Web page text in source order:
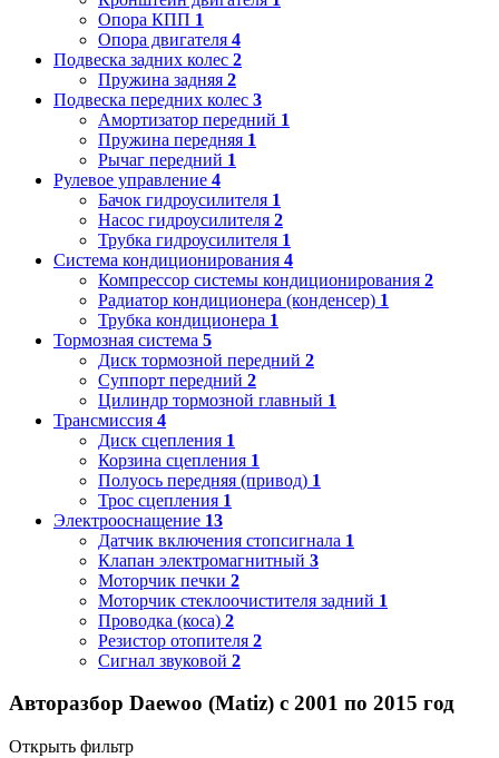
Опора КПП 1
Опора двигателя 4
Подвеска задних колес 2
Пружина задняя 2
Подвеска передних колес 3
Амортизатор передний 1
Пружина передняя 1
Рычаг передний 1
Рулевое управление 4
Бачок гидроусилителя 1
Насос гидроусилителя 2
Трубка гидроусилителя 1
Система кондиционирования 4
Компрессор системы кондиционирования 2
Радиатор кондиционера (конденсер) 1
Трубка кондиционера 1
Тормозная система 5
Диск тормозной передний 2
Суппорт передний 2
Цилиндр тормозной главный 1
Трансмиссия 4
Диск сцепления 1
Корзина сцепления 1
Полуось передняя (привод) 1
Трос сцепления 1
Электрооснащение 13
Датчик включения стопсигнала 1
Клапан электромагнитный 3
Моторчик печки 2
Моторчик стеклоочистителя задний 1
Проводка (коса) 2
Резистор отопителя 2
Сигнал звуковой 2
Авторазбор Daewoo (Matiz) с 2001 по 2015 год
Открыть фильтр